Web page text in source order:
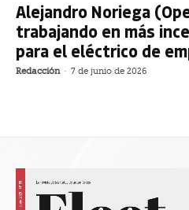
Alejandro Noriega
trabajando en más
para el eléctrico de
Redacción - 7 de junio de 2026